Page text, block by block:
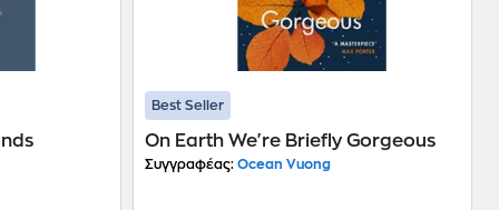
Best Seller
On Earth We're Briefly Gorgeous
Συγγραφέας:Ocean Vuong